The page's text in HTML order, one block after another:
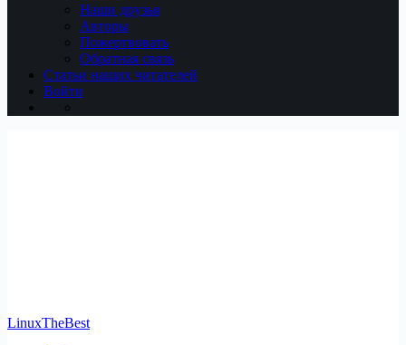
Наши друзья
Авторы
Пожертвовать
Обратная связь
Статьи наших читателей
Войти
LinuxTheBest